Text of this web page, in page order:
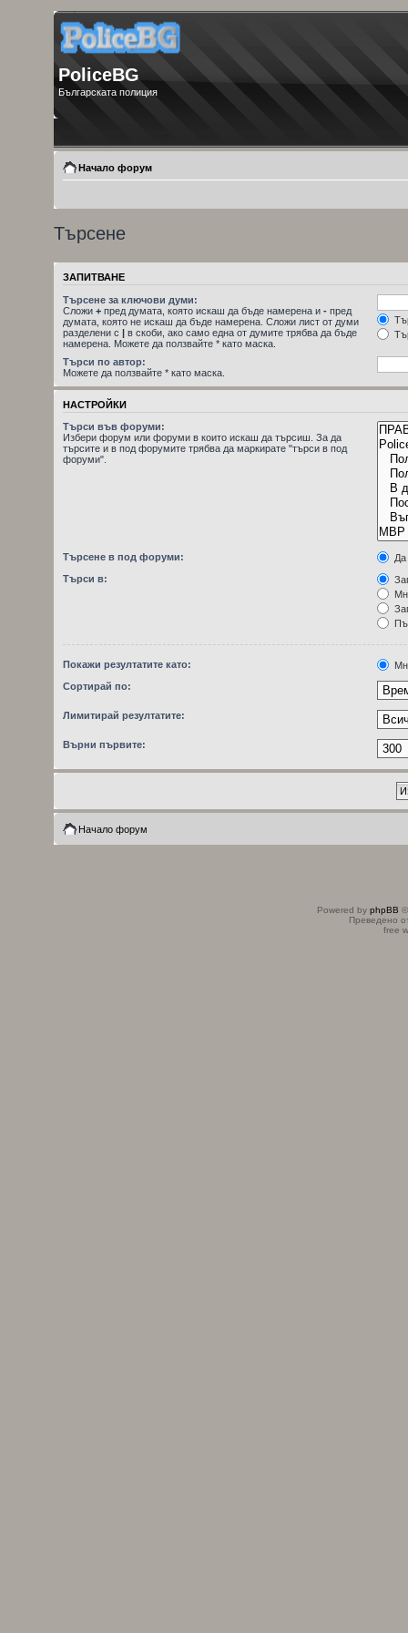
PoliceBG
Българската полиция
Начало форум
Търсене
ЗАПИТВАНЕ
Търсене за ключови думи:
Сложи + пред думата, която искаш да бъде намерена и - пред
думата, която не искаш да бъде намерена. Сложи лист от думи
разделени с | в скоби, ако само една от думите трябва да бъде
намерена. Можете да ползвайте * като маска.
Търси по автор:
Можете да ползвайте * като маска.
НАСТРОЙКИ
Търси във форуми:
Избери форум или форуми в които искаш да търсиш. За да
търсите и в под форумите трябва да маркирате "търси в под
форуми".
Търсене в под форуми:
Да
Търси в:
Покажи резултатите като:
Сортирай по:
Лимитирай резултатите:
Върни първите:
Начало форум
Powered by phpBB
Преведено
free